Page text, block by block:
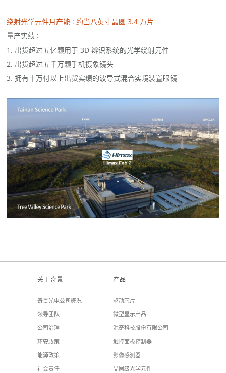
绕射光学元件月产能 : 约当八英寸晶圆 3.4 万片
量产实绩 :
1. 出货超过五亿颗用于 3D 辨识系统的光学绕射元件
2. 出货超过五千万颗手机摄象镜头
3. 拥有十万付以上出货实绩的波导式混合实境装置眼镜
关于奇景
奇景光电公司概况
领导团队
公司治理
环安政策
能源政策
社会责任
产品
驱动芯片
微型显示产品
源奇科技股份有限公司
触控面板控制器
影像感测器
晶圆级光学元件